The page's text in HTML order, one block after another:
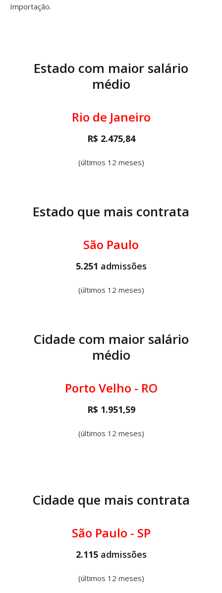
Importação.
Estado com maior salário
médio
Rio de Janeiro
R$ 2.475,84
(últimos 12 meses)
Estado que mais contrata
São Paulo
5.251 admissões
(últimos 12 meses)
Cidade com maior salário
médio
Porto Velho - RO
R$ 1.951,59
(últimos 12 meses)
Cidade que mais contrata
São Paulo - SP
2.115 admissões
(últimos 12 meses)